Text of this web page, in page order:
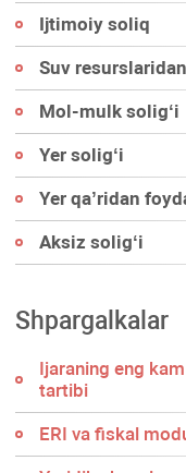
Ijtimoiy soliq
Suv
Mol-mulk soligʻi
Yer soligʻi
Yer qa’ridan
Aksiz soligʻi
Shpargalkalar
Ijaraning eng
tartibi
ERI va fiskal